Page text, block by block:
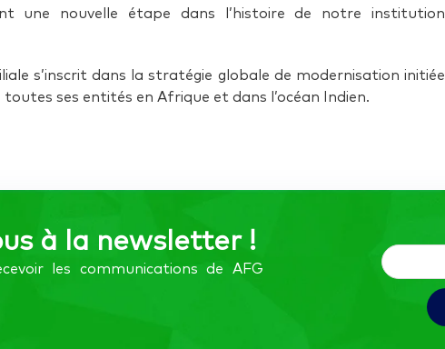
une nouvelle étape dans l’histoire de notre institution
s’inscrit dans la stratégie globale de modernisation initiée
ses entités en Afrique et dans l’océan Indien.
à la newsletter !
les communications de AFG